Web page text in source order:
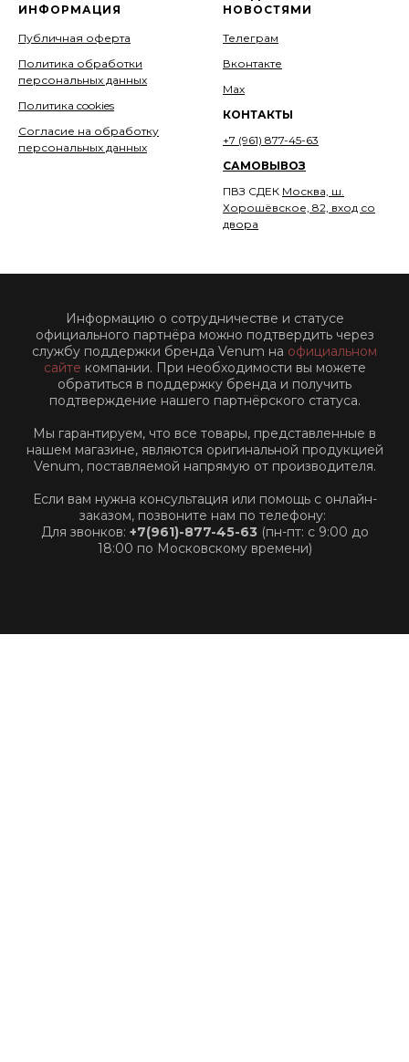
ИНФОРМАЦИЯ
Публичная оферта
Политика обработки
персональных данных
Политика cookies
Согласие на обработку
персональных данных
НОВОСТЯМИ
Телеграм
Вконтакте
Мах
КОНТАКТЫ
+7 (961) 877-45-63
САМОВЫВОЗ
ПВЗ СДЕК Москва, ш.
Хорошёвское, 82, вход со
двора
Информацию о сотрудничестве и статусе
официального партнёра можно подтвердить через
службу поддержки бренда Venum на официальном
сайте компании. При необходимости вы можете
обратиться в поддержку бренда и получить
подтверждение нашего партнёрского статуса.
Мы гарантируем, что все товары, представленные в
нашем магазине, являются оригинальной продукцией
Venum, поставляемой напрямую от производителя.
Если вам нужна консультация или помощь с онлайн-
заказом, позвоните нам по телефону:
Для звонков: +7(961)-877-45-63 (пн-пт: с 9:00 до
18:00 по Московскому времени)